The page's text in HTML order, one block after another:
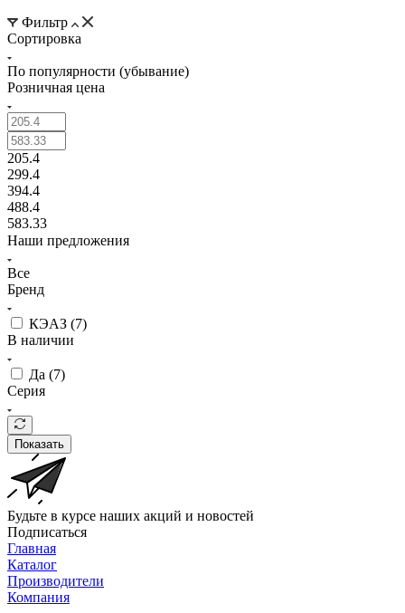
Фильтр
Сортировка
По популярности (убывание)
Розничная цена
205.4
299.4
394.4
488.4
583.33
Наши предложения
Все
Бренд
КЭАЗ (7)
В наличии
Да (7)
Серия
Показать
Будьте в курсе наших акций и новостей
Подписаться
Главная
Каталог
Производители
Компания